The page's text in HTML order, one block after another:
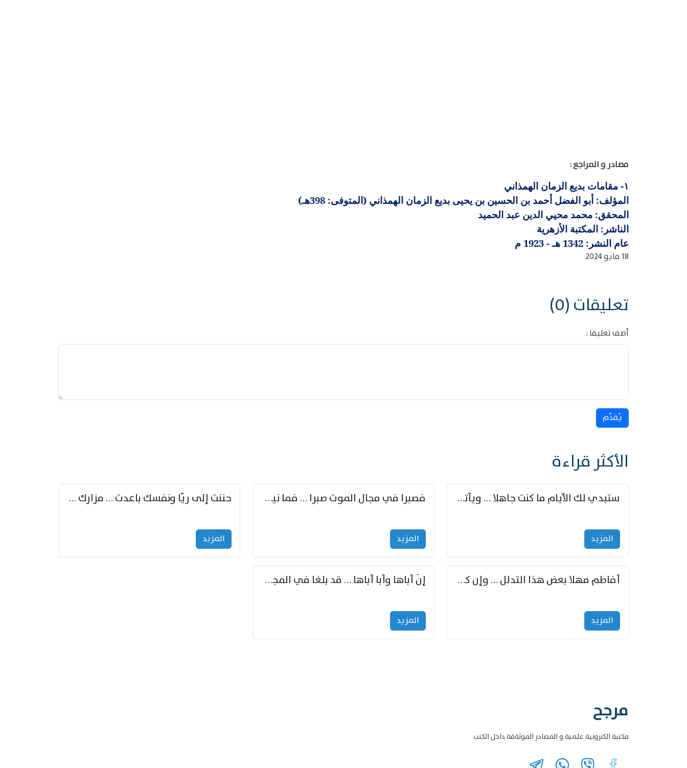
مصادر و المراجع :
١-
مقامات بديع الزمان الهمذاني
المؤلف: أبو الفضل أحمد بن الحسين بن يحيى بديع الزمان الهمذاني (المتوفى: 398هـ)
المحقق: محمد محيي الدين عبد الحميد
الناشر: المكتبة الأزهرية
عام النشر: 1342 هـ - 1923 م
18 مايو 2024
تعليقات (0)
أضف تعليقا :
يُقدِّم
الأكثر قراءة
ستبدي لك الأيام ما كنت جاهلا … ويأتيك بالأخبار من لم تزوّد
المزید
فصبرا في مجال الموت صبرا … فما نيل الخلود بمستطاع
المزید
حننت إلى ريّا ونفسك باعدت … مزارك من ريّا وشعباكما معا
المزید
أفاطم مهلا بعض هذا التدلل … وإن كنت قد أزمعت صرمي فأجملي
المزید
إنّ أباها وأبا أباها … قد بلغا في المجد غايتاها
المزید
مرجح
مكتبة الكترونية علمية و المصادر الموثةقة داخل الكتب